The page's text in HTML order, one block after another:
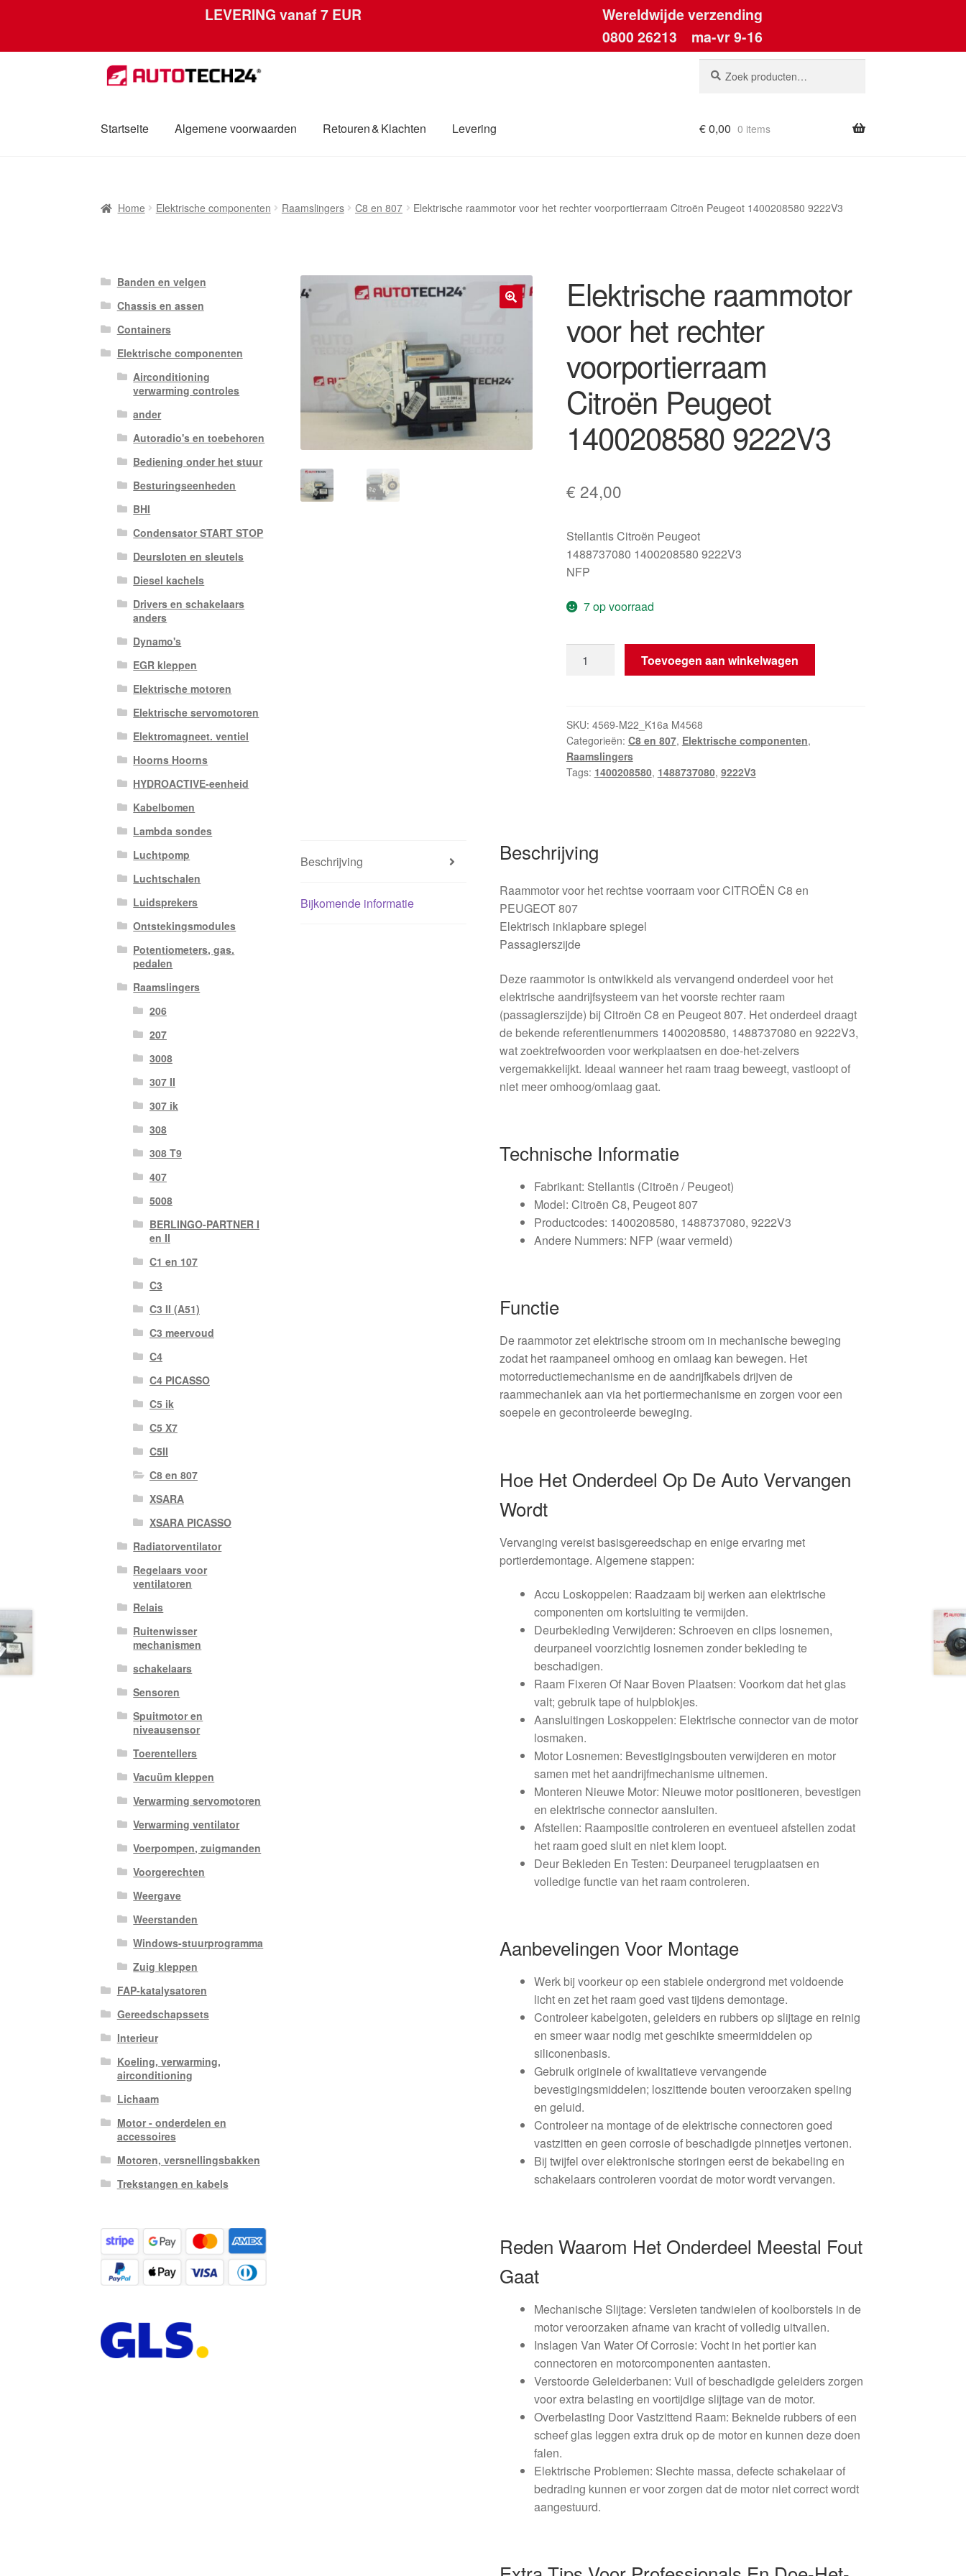
LEVERING vanaf 7 EUR
Wereldwijde verzending
0800 26213 ma-vr 9-16
Skip
to
Skip
to
naar:
Startseite Algemene voorwaarden Retouren & Klachten Levering
Mijn accountOver onsPrivacybeleidWereldwijde verzending Winkelwagen
€0,00 0 items
Home Elektrische componenten Raamslingers C8 en 807 Elektrische raammotor voor het rechter voorportierraam Citroën Peugeot 1400208580 9222V3
Elektrische raammotor
voor het rechter
voorportierraam
Citroën Peugeot
1400208580 9222V3
€ 24,00
Stellantis Citroën Peugeot
1488737080 1400208580 9222V3
NFP
7 op voorraad
raammotor
rechter
voorportierraam
Citroën
Peugeot
Toevoegen aan winkelwagen
SKU: 4569-M22_K16a M4568
Categorieën: C8 en 807, Elektrische componenten,
Raamslingers
Tags: 1400208580, 1488737080, 9222V3
Beschrijving
Bijkomende informatie
Beschrijving
Raammotor voor het rechtse voorraam voor CITROËN C8 en
PEUGEOT 807
Elektrisch inklapbare spiegel
Passagierszijde
Deze raammotor is ontwikkeld als vervangend onderdeel voor het
elektrische aandrijfsysteem van het voorste rechter raam
(passagierszijde) bij Citroën C8 en Peugeot 807. Het onderdeel draagt
de bekende referentienummers 1400208580, 1488737080 en 9222V3,
wat zoektrefwoorden voor werkplaatsen en doe-het-zelvers
vergemakkelijkt. Ideaal wanneer het raam traag beweegt, vastloopt of
niet meer omhoog/omlaag gaat.
Technische Informatie
Fabrikant: Stellantis (Citroën / Peugeot)
Model: Citroën C8, Peugeot 807
Productcodes: 1400208580, 1488737080, 9222V3
Andere Nummers: NFP (waar vermeld)
Functie
De raammotor zet elektrische stroom om in mechanische beweging
zodat het raampaneel omhoog en omlaag kan bewegen. Het
motorreductiemechanisme en de aandrijfkabels drijven de
raammechaniek aan via het portiermechanisme en zorgen voor een
soepele en gecontroleerde beweging.
Hoe Het Onderdeel Op De Auto Vervangen
Wordt
Vervanging vereist basisgereedschap en enige ervaring met
portierdemontage. Algemene stappen:
Accu Loskoppelen: Raadzaam bij werken aan elektrische
componenten om kortsluiting te vermijden.
Deurbekleding Verwijderen: Schroeven en clips losnemen,
deurpaneel voorzichtig losnemen zonder bekleding te
beschadigen.
Raam Fixeren Of Naar Boven Plaatsen: Voorkom dat het glas
valt; gebruik tape of hulpblokjes.
Aansluitingen Loskoppelen: Elektrische connector van de motor
losmaken.
Motor Losnemen: Bevestigingsbouten verwijderen en motor
samen met het aandrijfmechanisme uitnemen.
Monteren Nieuwe Motor: Nieuwe motor positioneren, bevestigen
en elektrische connector aansluiten.
Afstellen: Raampositie controleren en eventueel afstellen zodat
het raam goed sluit en niet klem loopt.
Deur Bekleden En Testen: Deurpaneel terugplaatsen en
volledige functie van het raam controleren.
Aanbevelingen Voor Montage
Werk bij voorkeur op een stabiele ondergrond met voldoende
licht en zet het raam goed vast tijdens demontage.
Controleer kabelgoten, geleiders en rubbers op slijtage en reinig
en smeer waar nodig met geschikte smeermiddelen op
siliconenbasis.
Gebruik originele of kwalitatieve vervangende
bevestigingsmiddelen; loszittende bouten veroorzaken speling
en geluid.
Controleer na montage of de elektrische connectoren goed
vastzitten en geen corrosie of beschadigde pinnetjes vertonen.
Bij twijfel over elektronische storingen eerst de bekabeling en
schakelaars controleren voordat de motor wordt vervangen.
Reden Waarom Het Onderdeel Meestal Fout
Gaat
Mechanische Slijtage: Versleten tandwielen of koolborstels in de
motor veroorzaken afname van kracht of volledig uitvallen.
Inslagen Van Water Of Corrosie: Vocht in het portier kan
connectoren en motorcomponenten aantasten.
Verstoorde Geleiderbanen: Vuil of beschadigde geleiders zorgen
voor extra belasting en voortijdige slijtage van de motor.
Overbelasting Door Vastzittend Raam: Beknelde rubbers of een
scheef glas leggen extra druk op de motor en kunnen deze doen
falen.
Elektrische Problemen: Slechte massa, defecte schakelaar of
bedrading kunnen er voor zorgen dat de motor niet correct wordt
aangestuurd.
Banden en velgen
Chassis en assen
Containers
Elektrische componenten
Airconditioning
verwarming controles
ander
Autoradio's en toebehoren
Bediening onder het stuur
Besturingseenheden
BHI
Condensator START STOP
Deursloten en sleutels
Diesel kachels
Drivers en schakelaars
anders
Dynamo's
EGR kleppen
Elektrische motoren
Elektrische servomotoren
Elektromagneet. ventiel
Hoorns Hoorns
HYDROACTIVE-eenheid
Kabelbomen
Lambda sondes
Luchtpomp
Luchtschalen
Luidsprekers
Ontstekingsmodules
Potentiometers, gas.
pedalen
Raamslingers
206
207
3008
307 II
307 ik
308
308 T9
407
5008
BERLINGO-PARTNER I
en II
C1 en 107
C3
C3 II (A51)
C3 meervoud
C4
C4 PICASSO
C5 ik
C5 X7
C5II
C8 en 807
XSARA
XSARA PICASSO
Radiatorventilator
Regelaars voor
ventilatoren
Relais
Ruitenwisser
mechanismen
schakelaars
Sensoren
Spuitmotor en
niveausensor
Toerentellers
Vacuüm kleppen
Verwarming servomotoren
Verwarming ventilator
Voerpompen, zuigmanden
Voorgerechten
Weergave
Weerstanden
Windows-stuurprogramma
Zuig kleppen
FAP-katalysatoren
Gereedschapssets
Interieur
Koeling, verwarming,
airconditioning
Lichaam
Motor - onderdelen en
accessoires
Motoren, versnellingsbakken
Trekstangen en kabels